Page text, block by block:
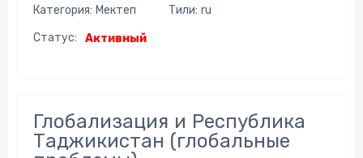
Категория: Мектеп
Тили: ru
Статус:
Активный
Глобализация и Республика
Таджикистан (глобальные